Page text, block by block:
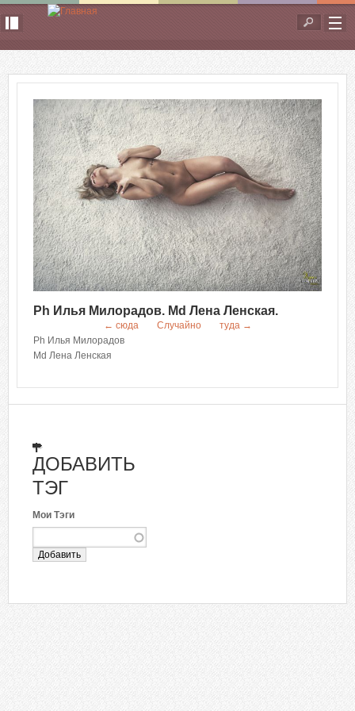
Перейти к основному содержанию
Форма
поиска
Ph Илья Милорадов. Md Лена Ленская.
← сюда Случайно
туда →
Ph Илья Милорадов
Md Лена Ленская
ДОБАВИТЬ
ТЭГ
Мои Тэги